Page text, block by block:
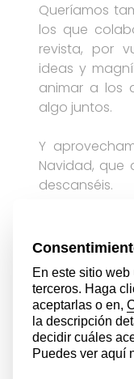
Queríamos
los que
revista, por
ideas y
animar a los
algo juntos.
Y
Navidad, que
descanséis.
Ver más